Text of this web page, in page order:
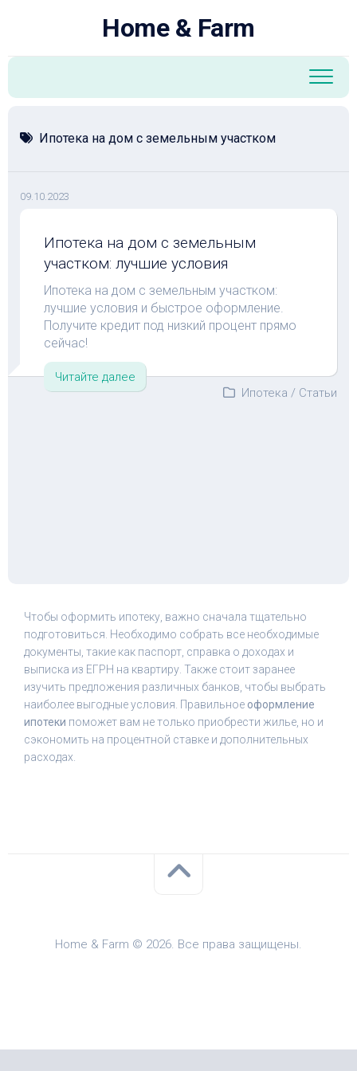
Home & Farm
Ипотека на дом с земельным участком
09.10.2023
Ипотека на дом с земельным
участком: лучшие условия
Ипотека на дом с земельным участком:
лучшие условия и быстрое оформление.
Получите кредит под низкий процент прямо
сейчас!
Читайте далее
Ипотека / Статьи
Чтобы оформить ипотеку, важно сначала тщательно
подготовиться. Необходимо собрать все необходимые
документы, такие как паспорт, справка о доходах и
выписка из ЕГРН на квартиру. Также стоит заранее
изучить предложения различных банков, чтобы выбрать
наиболее выгодные условия. Правильное оформление
ипотеки поможет вам не только приобрести жилье, но и
сэкономить на процентной ставке и дополнительных
расходах.
Home & Farm © 2026. Все права защищены.